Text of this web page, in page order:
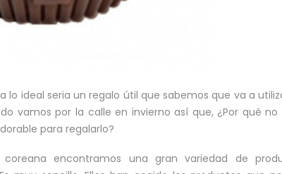
ideal seria un regalo útil que sabemos que va a
vamos por la calle en invierno así que, ¿Por qué no
para regalarlo?
encontramos una gran variedad de